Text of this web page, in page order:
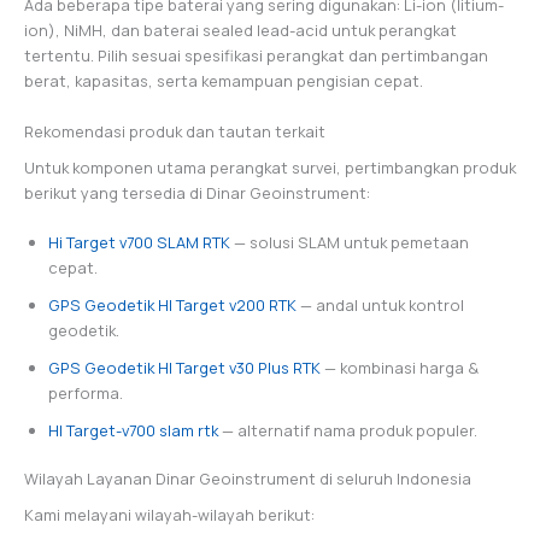
Ada beberapa tipe baterai yang sering digunakan: Li-ion (litium-
ion), NiMH, dan baterai sealed lead-acid untuk perangkat
tertentu. Pilih sesuai spesifikasi perangkat dan pertimbangan
berat, kapasitas, serta kemampuan pengisian cepat.
Rekomendasi produk dan tautan terkait
Untuk komponen utama perangkat survei, pertimbangkan produk
berikut yang tersedia di Dinar Geoinstrument:
Hi Target v700 SLAM RTK— solusi SLAM untuk pemetaan
cepat.
GPS Geodetik HI Target v200 RTK— andal untuk kontrol
geodetik.
GPS Geodetik HI Target v30 Plus RTK— kombinasi harga &
performa.
HI Target-v700 slam rtk— alternatif nama produk populer.
Wilayah Layanan Dinar Geoinstrument di seluruh Indonesia
Kami melayani wilayah-wilayah berikut: